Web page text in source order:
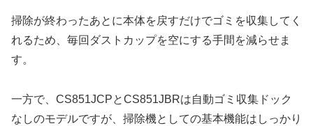
掃除が終わったあとに本体を戻すだけでゴミを収集してく
れるため、毎回ダストカップを空にする手間を減らせま
す。
一方で、CS851JCPとCS851JBRは自動ゴミ収集ドック
なしのモデルですが、掃除機としての基本機能はしっかり